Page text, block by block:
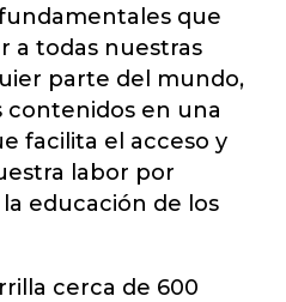
que
a todas nuestras
parte del mundo,
contenidos en una
facilita el acceso y
labor por
educación de los
cerca de 600